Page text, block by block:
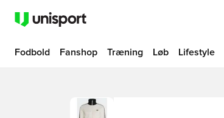
Fodbold Fanshop Træning Løb Lifestyle